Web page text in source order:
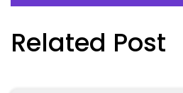
Related Post